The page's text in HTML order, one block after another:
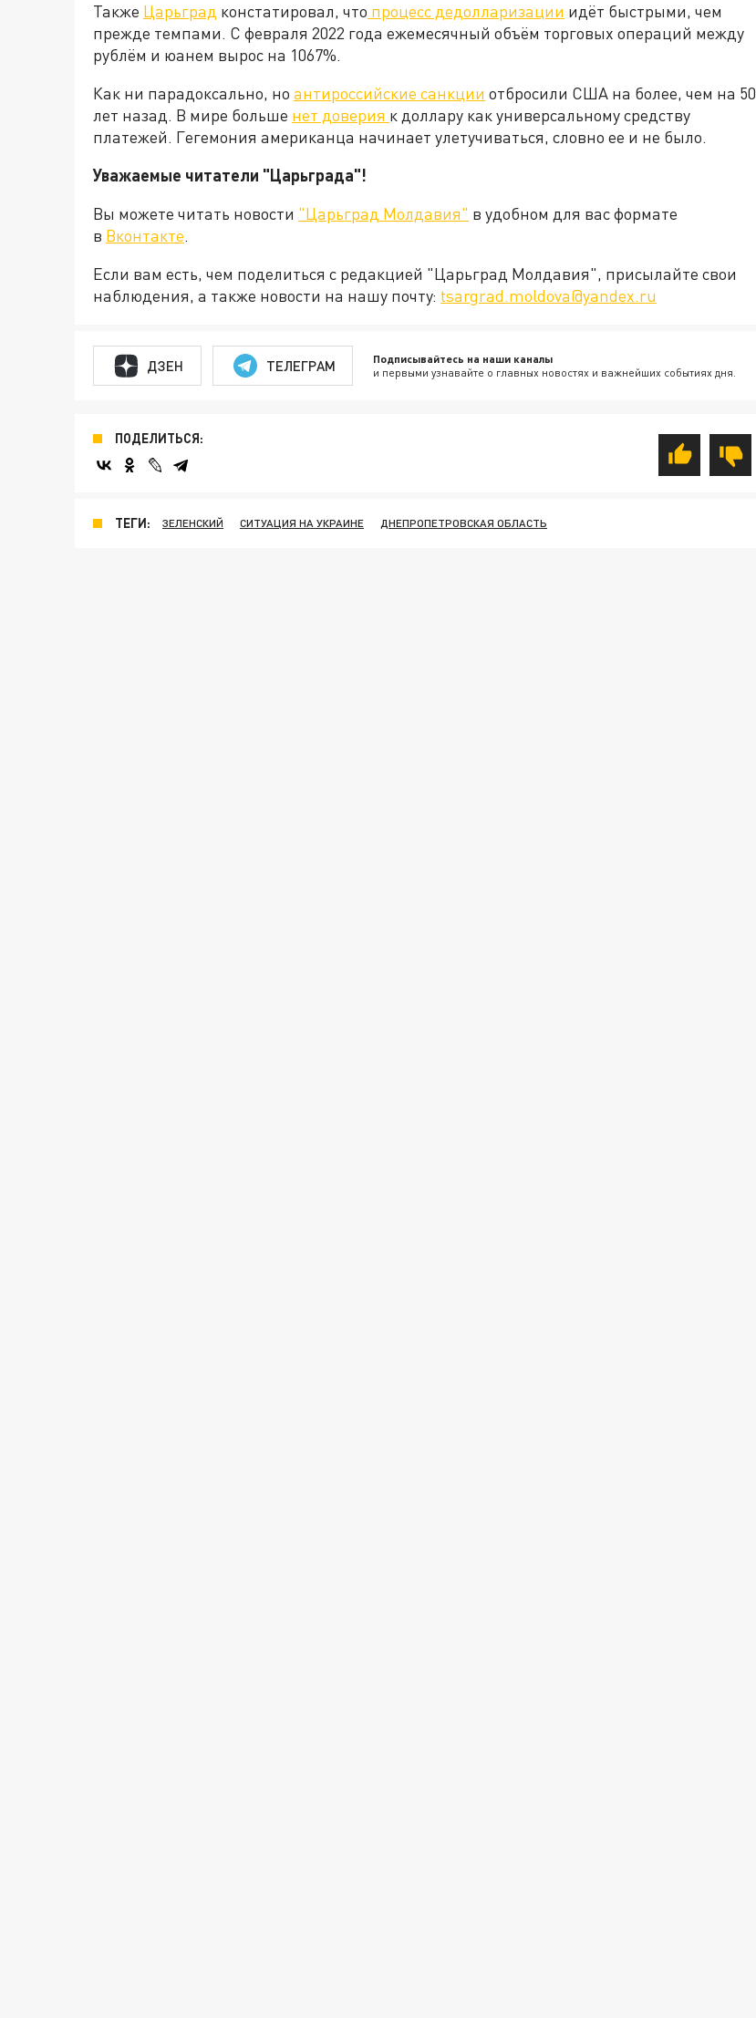
Также Царьград констатировал, что процесс дедолларизации идёт быстрыми, чем
прежде темпами. С февраля 2022 года ежемесячный объём торговых операций между
рублём и юанем вырос на 1067%.
Как ни парадоксально, но антироссийские санкции отбросили США на более, чем на 50
лет назад. В мире больше нет доверия к доллару как универсальному средству
платежей. Гегемония американца начинает улетучиваться, словно ее и не было.
Уважаемые читатели "Царьграда"!
Вы можете читать новости "Царьград Молдавия" в удобном для вас формате
в Вконтакте.
Если вам есть, чем поделиться с редакцией "Царьград Молдавия", присылайте свои
наблюдения, а также новости на нашу почту: tsargrad.moldova@yandex.ru
ДЗЕН ТЕЛЕГРАМ Подписывайтесь на наши каналы
и первыми узнавайте о главных новостях и важнейших событиях дня.
ПОДЕЛИТЬСЯ:
ТЕГИ: ЗЕЛЕНСКИЙ СИТУАЦИЯ НА УКРАИНЕ ДНЕПРОПЕТРОВСКАЯ ОБЛАСТЬ